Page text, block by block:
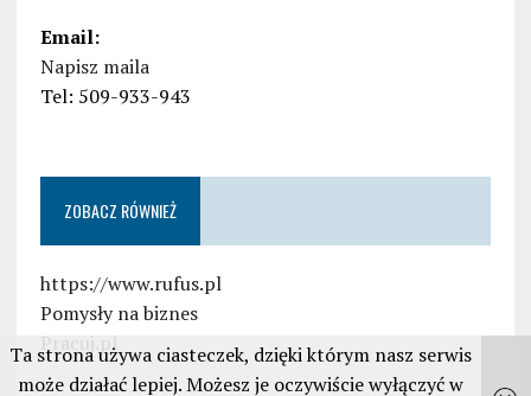
Email:
Napisz maila
Tel: 509-933-943
ZOBACZ RÓWNIEŻ
https://www.rufus.pl
Pomysły na biznes
Pracuj.pl
Ta strona używa ciasteczek, dzięki którym nasz serwis
może działać lepiej. Możesz je oczywiście wyłączyć w